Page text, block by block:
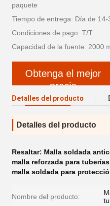
paquete
Tiempo de entrega: Día de 14-
Condiciones de pago: T/T
Capacidad de la fuente: 2000
Obtenga el mejor
precio
Detalles del producto
Detalles del producto
Resaltar: Malla soldada
malla reforzada para tuberías
malla soldada para
Nombre del producto: